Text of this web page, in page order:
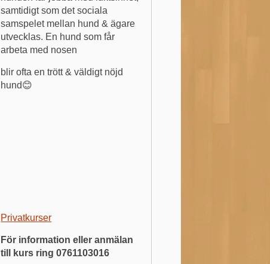
samtidigt som det sociala
samspelet mellan hund & ägare
utvecklas. En hund som får
arbeta med nosen
blir ofta en trött & väldigt nöjd
hund😊
Privatkurser
För information eller anmälan
till kurs ring 0761103016